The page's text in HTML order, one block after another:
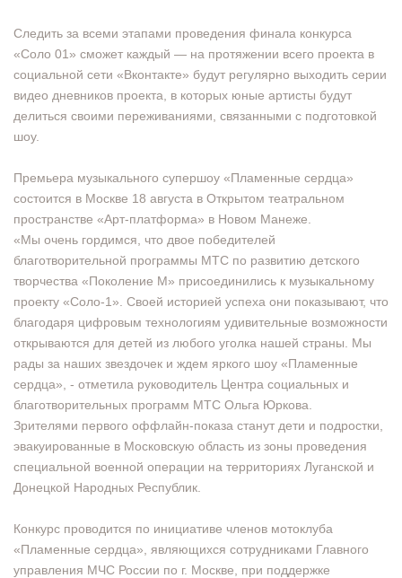
Следить за всеми этапами проведения финала конкурса
«Соло 01» сможет каждый — на протяжении всего проекта в
социальной сети «Вконтакте» будут регулярно выходить серии
видео дневников проекта, в которых юные артисты будут
делиться своими переживаниями, связанными с подготовкой
шоу.
Премьера музыкального супершоу «Пламенные сердца»
состоится в Москве 18 августа в Открытом театральном
пространстве «Арт-платформа» в Новом Манеже.
«Мы очень гордимся, что двое победителей
благотворительной программы МТС по развитию детского
творчества «Поколение М» присоединились к музыкальному
проекту «Соло-1». Своей историей успеха они показывают, что
благодаря цифровым технологиям удивительные возможности
открываются для детей из любого уголка нашей страны. Мы
рады за наших звездочек и ждем яркого шоу «Пламенные
сердца», - отметила руководитель Центра социальных и
благотворительных программ МТС Ольга Юркова.
Зрителями первого оффлайн-показа станут дети и подростки,
эвакуированные в Московскую область из зоны проведения
специальной военной операции на территориях Луганской и
Донецкой Народных Республик.
Конкурс проводится по инициативе членов мотоклуба
«Пламенные сердца», являющихся сотрудниками Главного
управления МЧС России по г. Москве, при поддержке